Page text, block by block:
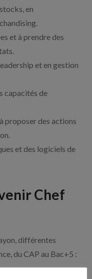
en
et à prendre des
et en gestion
capacités de
proposer des actions
et des logiciels de
Chef
différentes
du CAP au Bac+5 :